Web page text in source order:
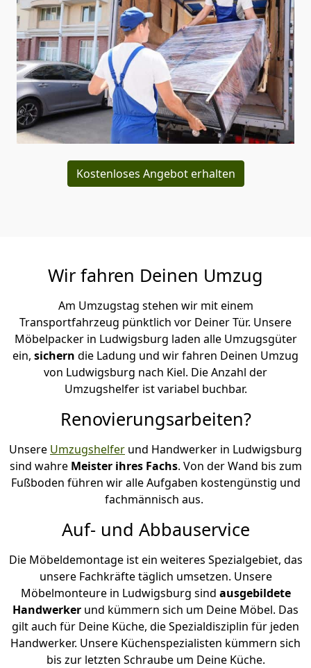
Kostenloses Angebot erhalten
Wir fahren Deinen Umzug
Am Umzugstag stehen wir mit einem
Transportfahrzeug pünktlich vor Deiner Tür. Unsere
Möbelpacker in Ludwigsburg laden alle Umzugsgüter
ein, sichern die Ladung und wir fahren Deinen Umzug
von Ludwigsburg nach Kiel. Die Anzahl der
Umzugshelfer ist variabel buchbar.
Renovierungsarbeiten?
Unsere Umzugshelfer und Handwerker in Ludwigsburg
sind wahre Meister ihres Fachs. Von der Wand bis zum
Fußboden führen wir alle Aufgaben kostengünstig und
fachmännisch aus.
Auf- und Abbauservice
Die Möbeldemontage ist ein weiteres Spezialgebiet, das
unsere Fachkräfte täglich umsetzen. Unsere
Möbelmonteure in Ludwigsburg sind ausgebildete
Handwerker und kümmern sich um Deine Möbel. Das
gilt auch für Deine Küche, die Spezialdisziplin für jeden
Handwerker. Unsere Küchenspezialisten kümmern sich
bis zur letzten Schraube um Deine Küche.